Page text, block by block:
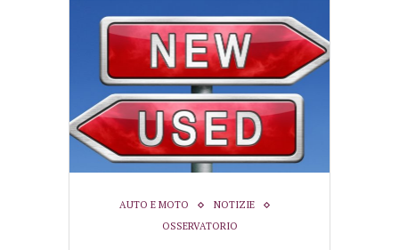
AUTO E MOTO
NOTIZIE
OSSERVATORIO